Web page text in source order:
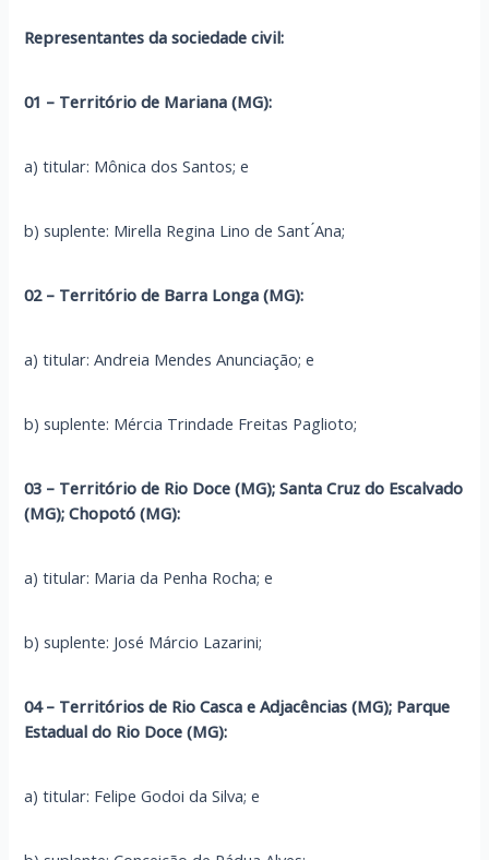
Representantes da sociedade civil:
01 – Território de Mariana (MG):
a) titular: Mônica dos Santos; e
b) suplente: Mirella Regina Lino de Sant ́Ana;
02 – Território de Barra Longa (MG):
a) titular: Andreia Mendes Anunciação; e
b) suplente: Mércia Trindade Freitas Paglioto;
03 – Território de Rio Doce (MG); Santa Cruz do Escalvado
(MG); Chopotó (MG):
a) titular: Maria da Penha Rocha; e
b) suplente: José Márcio Lazarini;
04 – Territórios de Rio Casca e Adjacências (MG); Parque
Estadual do Rio Doce (MG):
a) titular: Felipe Godoi da Silva; e